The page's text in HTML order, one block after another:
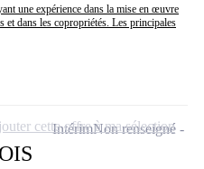
une expérience dans la mise en œuvre
et dans les copropriétés. Les principales
IntérimNon renseigné
cette offre à ma sélection